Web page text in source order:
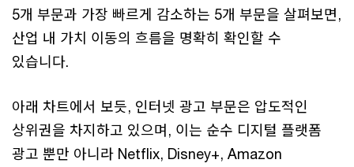
5개 부문과 가장 빠르게 감소하는 5개 부문을 살펴보면,
산업 내 가치 이동의 흐름을 명확히 확인할 수
있습니다.
아래 차트에서 보듯, 인터넷 광고 부문은 압도적인
상위권을 차지하고 있으며, 이는 순수 디지털 플랫폼
광고 뿐만 아니라 Netflix, Disney+, Amazon